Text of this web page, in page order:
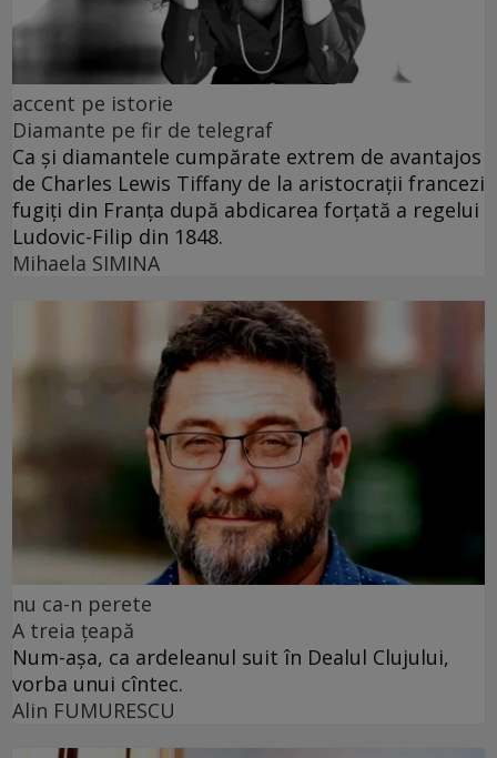
accent pe istorie
Diamante pe fir de telegraf
Ca și diamantele cumpărate extrem de avantajos
de Charles Lewis Tiffany de la aristocrații francezi
fugiți din Franța după abdicarea forțată a regelui
Ludovic-Filip din 1848.
Mihaela SIMINA
nu ca-n perete
A treia țeapă
Num-așa, ca ardeleanul suit în Dealul Clujului,
vorba unui cîntec.
Alin FUMURESCU